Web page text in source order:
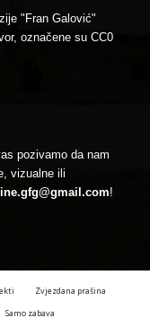
"Fran Galović"
označene su CC0
pozivamo da nam
vizualne ili
!
Zvjezdana prašina
Samo zabava